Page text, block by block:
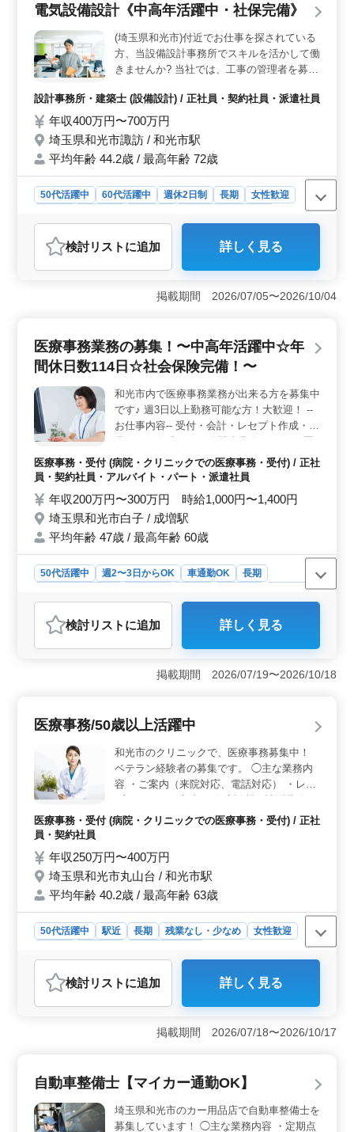
日から勤務が可能であり、シフト制による週休2日制を採
用しています。複数の雇用形態で募集をしており、ライ
フスタイルに合わせた働き方が選べます。 ＜通勤の
便利さ＞ 和光市駅から徒歩圏内の立地で、交通のアク
セスが良好です。また、通勤費は全額支給されるため、
電気設備設計《中高年活躍中・社保完備》
(埼玉県和光市)付近でお仕事を探されている
方、当設備設計事務所でスキルを活かして働
きませんか? 当社では、工事の管理者を募集
から工期管理、納品までを一括して管理して
いただく仕事です。 仕事は多岐にわたりま
すが、達成感とやりがいのある仕事です。
経験がなくて不安な方、ご安心ください。
当社では業界の中でも研修に力を入れてお
り、スキルや技術を最初に丁寧にお教えしま
す。 やりがいがある仕事と働きやすい環境
で、従業員の定着率90%以上! 分からないこ
とも皆で解決していく社風のため、安心して
仕事をしていただけます。
設計事務所・建築士 (設備設計) / 正社員・契約社員・派遣社員
年収400万円〜700万円
埼玉県和光市諏訪 / 和光市駅
平均年齢 44.2歳 / 最高年齢 72歳
50代活躍中 60代活躍中 週休2日制 長期
女性歓迎
おすすめポイント
＜幅広い世代の活躍の場＞ 当社では50代や60代の方も
積極的に活躍しています。経験豊富な方々が多く在籍
し、経験を活かして業務に取り組むことができま
す。 ＜教育研修制度の充実＞ 経験がない方でも安
す。また、分からないことがあっても皆で解決していく
社風があり、安心して成長できる環境です。 ＜やり
て、お客様との打ち合わせから工期管理、納品まで一貫
して担当することで、やりがいを感じることができま
す。さらに、従業員の定着率が90%以上と高く、働きや
すい環境が整っています。
検討リスト に追加 詳しく見る
掲載期間 2026/07/05〜2026/10/04
医療事務業務の募集！〜中高年活躍中☆年
間休日数114日☆社会保険完備！〜
和光市内で医療事務業務が出来る方を募集中
です♪ 週3日以上勤務可能な方！大歓迎！ --
お仕事内容-- 受付・会計・レセプト作成・電
歓迎 ☆年齢・資格不問 ☆経験重視 ☆アット
ホームな職場 ご応募お待ちしております◯
医療事務・受付 (病院・クリニックでの医療事務・受付) / 正社
員・契約社員・アルバイト・パート・派遣社員
年収200万円〜300万円 時給1,000円〜1,400円
埼玉県和光市白子 / 成増駅
平均年齢 47歳 / 最高年齢 60歳
50代活躍中 週2〜3日からOK 車通勤OK
長期
派遣社員
医療事務・受付
おすすめポイント
＜中高年の活躍を支援＞ 和光市での医療事務業務募集
中です！中高年の方々も大歓迎しています。年齢や資格
に関係なく、経験を重視した採用を行っています。アッ
厚生＞ 年間休日数は114日以上で、土曜日の午後や日曜
日、祝日にはしっかり休めます。また、夏季休暇や年末
年始、有給休暇など、さまざまな休暇制度があります。
さらに、賞与も年2回支給されるため、安定した収入を得
ることができます。福利厚生も充実しており、社会保険
も完備しています。 ＜アクセス抜群の職場＞ 成増
駅からアクセスが良く、車通勤も可能です。無料駐車場
も完備されていますので、通勤に便利なところも魅力に
なります。和光市内の落ち着いた環境で、安心して働く
ことが可能です。
検討リスト に追加 詳しく見る
掲載期間 2026/07/19〜2026/10/18
医療事務/50歳以上活躍中
和光市のクリニックで、医療事務募集中！
ベテラン経験者の募集です。 ◯主な業務内
容 ・ご案内（来院対応、電話対応） ・レセ
プト ・データ入力 ・健康診断の計測業務 ・
レジ会計業務 ブランクOK！お気軽にご応募
ける方、ぜひご応募ください！
医療事務・受付 (病院・クリニックでの医療事務・受付) / 正社
員・契約社員
年収250万円〜400万円
埼玉県和光市丸山台 / 和光市駅
平均年齢 40.2歳 / 最高年齢 63歳
50代活躍中 駅近 長期 残業なし・少なめ
女性歓迎
おすすめポイント
＜柔軟な勤務条件＞ 勤務時間は8:30～18:30や8:30～
14:30と、選択可能な勤務時間で、週5～6日の勤務です。
両立しやすい環境です。駅チカで通勤も便利です。
心して働ける環境が整っています。年間休日120日と多め
験を活かせる職場＞ 診療報酬請求経験が活かせる業務
内容で、来院対応、レセプト、データ入力など、多岐に
検討リスト に追加 詳しく見る
掲載期間 2026/07/18〜2026/10/17
自動車整備士【マイカー通勤OK】
埼玉県和光市のカー用品店で自動車整備士を
募集しています！ ◯主な業務内容 ・定期点